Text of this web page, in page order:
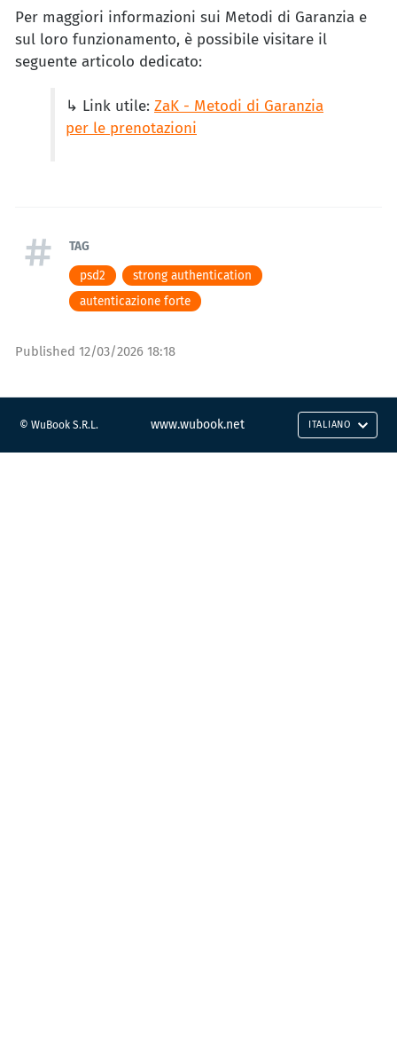
Per maggiori informazioni sui Metodi di Garanzia e
sul loro funzionamento, è possibile visitare il
seguente articolo dedicato:
↳ Link utile: ZaK - Metodi di Garanzia
per le prenotazioni
TAG
psd2
strong authentication
autenticazione forte
Published 12/03/2026 18:18
© WuBook S.R.L. www.wubook.net ITALIANO